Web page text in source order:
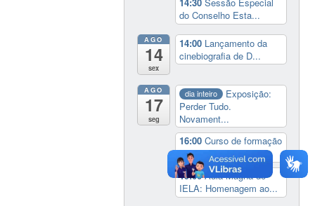
14:30Sessão Especial
do Conselho Esta...
AGO
14
sex
14:00 Lançamento da
cinebiografia de D...
AGO
17
seg
dia inteiro
Exposição:
Perder Tudo.
Novament...
16:00Curso de formação
em Jornalismo ...
19:00Aula Magna do
IELA: Homenagem ao...